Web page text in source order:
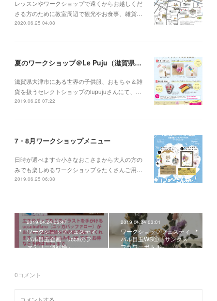
レッスンやワークショップで遠くからお越しくだ
さる方のために教室周辺で観光やお食事、雑貨…
2020.06.25 04:08
夏のワークショップ＠Le Puju（滋賀県大津市）
滋賀県大津市にある世界の子供服、おもちゃ＆雑
貨を扱うセレクトショップのlupujuさんにて、…
2019.06.28 07:22
7・8月ワークショップメニュー
日時が選べます☆小さなおこさまから大人の方の
みでも楽しめるワークショップをたくさんご用…
2019.06.25 06:38
2019.04.24 03:47
ワークショップフェスティ
バル目玉企画「uccaのフ
ァミリー似顔絵」
2019.04.24 03:01
ワークショップフェスティ
バル目玉WS①「サンクス
フラワーボトル」
0コメント